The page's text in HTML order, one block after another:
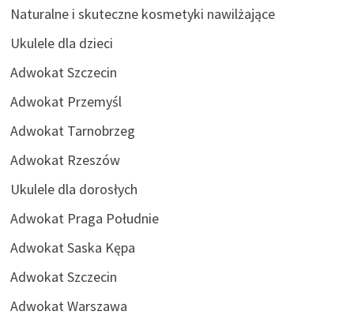
Naturalne i skuteczne kosmetyki nawilżające
Ukulele dla dzieci
Adwokat Szczecin
Adwokat Przemyśl
Adwokat Tarnobrzeg
Adwokat Rzeszów
Ukulele dla dorosłych
Adwokat Praga Południe
Adwokat Saska Kępa
Adwokat Szczecin
Adwokat Warszawa